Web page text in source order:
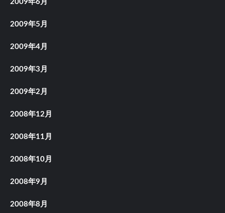
2009年6月
2009年5月
2009年4月
2009年3月
2009年2月
2008年12月
2008年11月
2008年10月
2008年9月
2008年8月